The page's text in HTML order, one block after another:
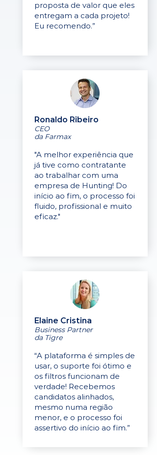
proposta de valor que eles
entregam a cada projeto!
Eu recomendo.”
Ronaldo Ribeiro
CEO
da Farmax
"A melhor experiência que
já tive como contratante
ao trabalhar com uma
empresa de Hunting! Do
início ao fim, o processo foi
fluido, profissional e muito
eficaz."
Elaine Cristina
Business Partner
da Tigre
“A plataforma é simples de
usar, o suporte foi ótimo e
os filtros funcionam de
verdade! Recebemos
candidatos alinhados,
mesmo numa região
menor, e o processo foi
assertivo do início ao fim.”